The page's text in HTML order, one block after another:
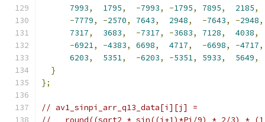
7993, 1795, -7993, -1795, 7895, 2185,
-7779, -2570, 7643, 2948, -7643, -2948,
7317, 3683, -7317, -3683, 7128, 4038,
-6921, -4383, 6698, 4717, -6698, -4717,
6203, 5351, -6203, -5351, 5933, 5649,
}
};
// av1_sinpi_arr_q13_data[i][j] =
//   round((sqrt2 * sin((j+1)*Pi/9) * 2/3) * (1